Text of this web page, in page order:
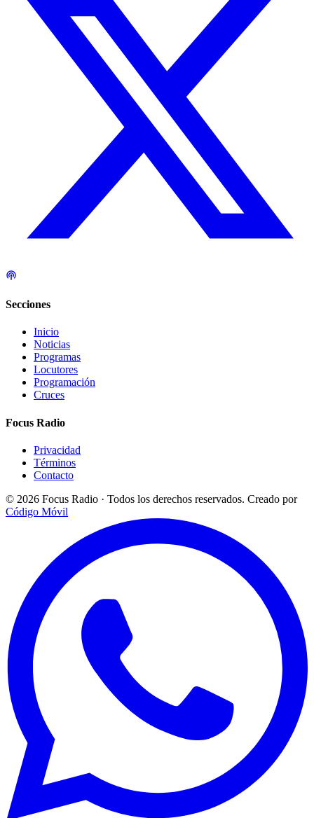
Secciones
Inicio
Noticias
Programas
Locutores
Programación
Cruces
Focus Radio
Privacidad
Términos
Contacto
© 2026 Focus Radio · Todos los derechos reservados. Creado por
Código Móvil